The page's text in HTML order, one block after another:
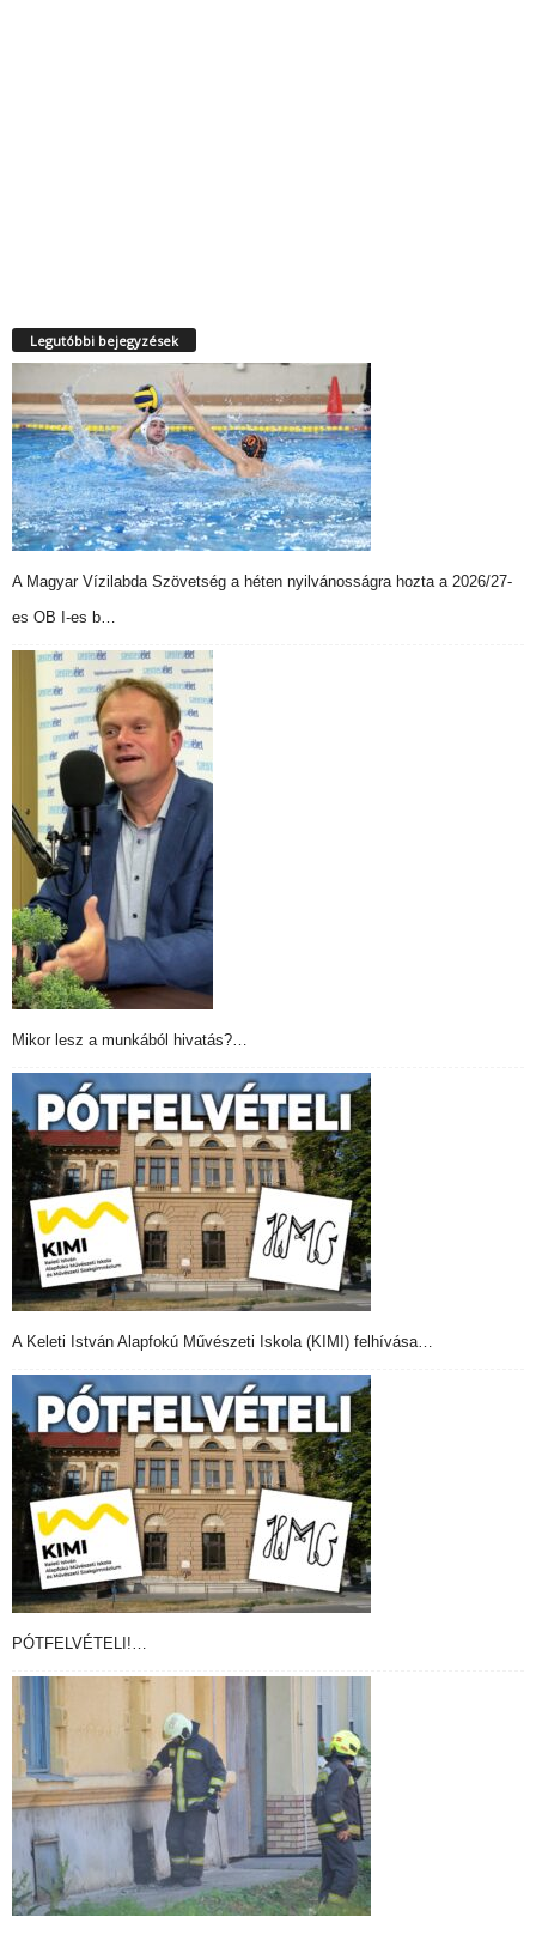
Legutóbbi bejegyzések
A Magyar Vízilabda Szövetség a héten nyilvánosságra hozta a 2026/27-
es OB I-es b…
Mikor lesz a munkából hivatás?…
A Keleti István Alapfokú Művészeti Iskola (KIMI) felhívása…
PÓTFELVÉTELI!…